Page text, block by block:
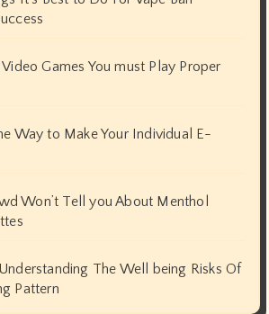
Games You must Play Proper
Way to Make Your Individual E-
Won’t Tell you About Menthol
The Well being Risks Of
Pattern